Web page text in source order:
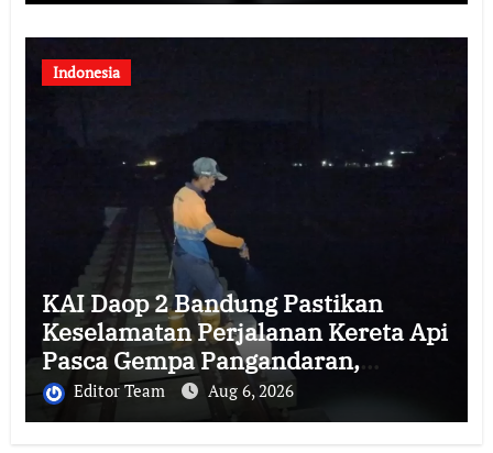
Indonesia
KAI Daop 2 Bandung Pastikan
Keselamatan Perjalanan Kereta Api
Pasca Gempa Pangandaran,
Pemeriksaan Jalur Masih
Berlangsung
Editor Team Aug 6, 2026